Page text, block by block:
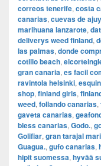
correos tenerife, costa
canarias, cuevas de ajuy
marihuana lanzarote,
deliverys weed finland,
las palmas, donde
cotillo beach,
gran canaria, es facil
ravintola helsinki,
shop, finland girls,
weed, follando canarias,
gaveta canarias,
bless canarias, Godo.,
Golifiar, gran tarajal
Guagua., gufo canarias,
hipit suomessa, hyvää